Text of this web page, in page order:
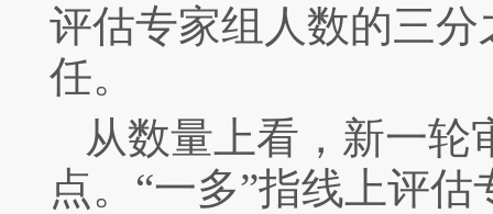
评估专家组人数的三
任。
从数量上看，新一轮
点。“一多”指线上评